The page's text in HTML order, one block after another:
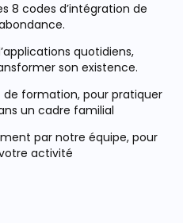
8 codes d’intégration de
quotidiens,
son existence.
formation, pour pratiquer
un cadre familial
par notre équipe, pour
activité